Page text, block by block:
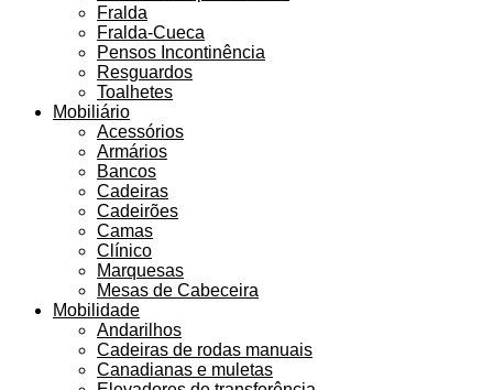
Fralda
Fralda-Cueca
Pensos Incontinência
Resguardos
Toalhetes
Mobiliário
Acessórios
Armários
Bancos
Cadeiras
Cadeirões
Camas
Clínico
Marquesas
Mesas de Cabeceira
Mobilidade
Andarilhos
Cadeiras de rodas manuais
Canadianas e muletas